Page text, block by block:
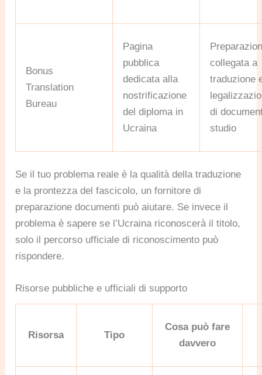
Bonus
Translation
Bureau
Pagina
pubblica
dedicata alla
nostrificazione
del diploma in
Ucraina
collegata a
traduzione
di
studio
Se il tuo problema reale è la qualità della traduzione
e la prontezza del fascicolo, un fornitore di
preparazione documenti può aiutare. Se invece il
problema è sapere se l’Ucraina riconoscerà il titolo,
solo il percorso ufficiale di riconoscimento può
rispondere.
Risorse pubbliche e ufficiali di supporto
Risorsa Tipo
Cosa può fare
davvero